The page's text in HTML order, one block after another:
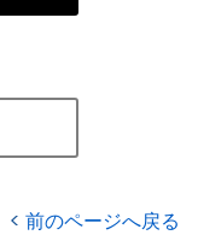
前のページへ戻る